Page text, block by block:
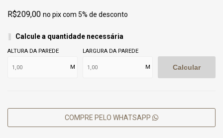
R$209,00 no pix com 5% de desconto
Calcule a quantidade necessária
ALTURA DA PAREDE
M
LARGURA DA PAREDE
M Calcular
COMPRE PELO WHATSAPP